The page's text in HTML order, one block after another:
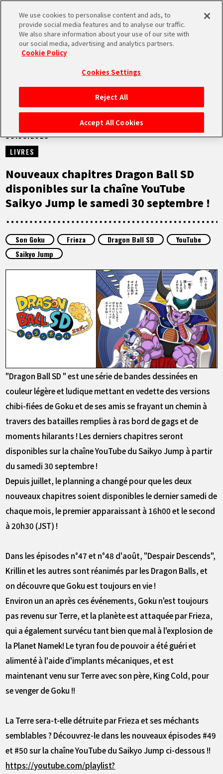
MEN
ACCUEIL
NEWS
À NE PAS MANQUER
VIDÉOS
ARTICLES
À PROPOS
LANGUAGE
JP
EN FR DE ES
NEWS
30.09.2023
LIVRES
Nouveaux chapitres Dragon Ball SD
disponibles sur la chaîne YouTube
Saikyo Jump le samedi 30 septembre !
Son Goku Frieza Dragon Ball SD
YouTube
Saikyo Jump
"Dragon Ball SD " est une série de bandes dessinées en
couleur légère et ludique mettant en vedette des versions
chibi-fiées de Goku et de ses amis se frayant un chemin à
travers des batailles remplies à ras bord de gags et de
moments hilarants ! Les derniers chapitres seront
disponibles sur la chaîne YouTube du Saikyo Jump à partir
du samedi 30 septembre !
Depuis juillet, le planning a changé pour que les deux
nouveaux chapitres soient disponibles le dernier samedi de
chaque mois, le premier apparaissant à 16h00 et le second
à 20h30 (JST) !
Dans les épisodes n°47 et n°48 d'août, "Despair Descends",
Krillin et les autres sont réanimés par les Dragon Balls, et
on découvre que Goku est toujours en vie !
Environ un an après ces événements, Goku n'est toujours
pas revenu sur Terre, et la planète est attaquée par Frieza,
qui a également survécu tant bien que mal à l'explosion de
la Planet Namek! Le tyran fou de pouvoir a été guéri et
alimenté à l'aide d'implants mécaniques, et est
maintenant venu sur Terre avec son père, King Cold, pour
se venger de Goku !!
La Terre sera-t-elle détruite par Frieza et ses méchants
semblables ? Découvrez-le dans les nouveaux épisodes #49
et #50 sur la chaîne YouTube du Saikyo Jump ci-dessous !!
https://youtube.com/playlist?
We use cookies to personalise content and ads, to
provide social media features and to analyse our traffic.
We also share information about your use of our site with
our social media, advertising and analytics partners.
Cookie Policy
Cookies Settings
Reject All
Accept All Cookies